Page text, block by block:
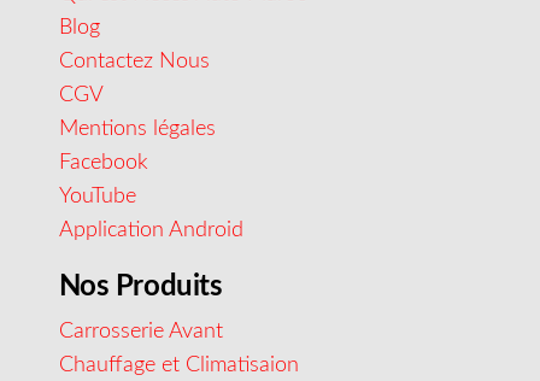
Blog
Contactez Nous
CGV
Mentions légales
Facebook
YouTube
Application Android
Nos Produits
Carrosserie Avant
Chauffage et Climatisaion